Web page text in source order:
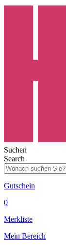
Suchen
Search
Gutschein
0
Merkliste
Mein Bereich